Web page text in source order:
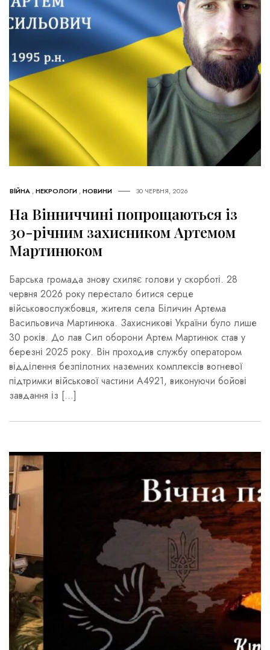
ВІЙНА ,НЕКРОЛОГИ ,НОВИНИ 30 ЧЕРВНЯ, 2026
На Вінниччині попрощаються із
30-річним захисником Артемом
Мартинюком
Барська громада знову схиляє голови у скорботі. 28
червня 2026 року перестало битися серце
військовослужбовця, жителя села Біличин Артема
Васильовича Мартинюка. Захисникові України було лише
30 років. До лав Сил оборони Артем Мартинюк став у
березні 2025 року. Він проходив службу оператором
відділення безпілотних наземних комплексів вогневої
підтримки військової частини А4921, виконуючи бойові
завдання із […]